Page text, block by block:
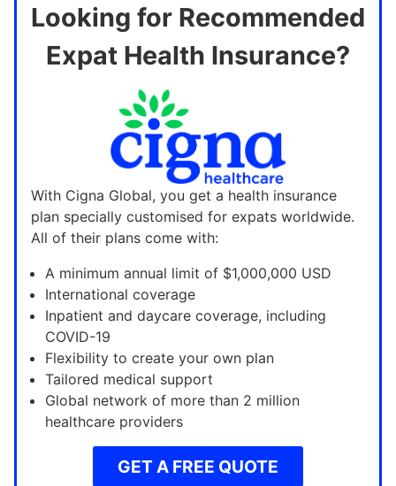
Looking for Recommended
Expat Health Insurance?
With Cigna Global, you get a health insurance
plan specially customised for expats worldwide.
All of their plans come with:
A minimum annual limit of $1,000,000 USD
International coverage
Inpatient and daycare coverage, including
COVID-19
Flexibility to create your own plan
Tailored medical support
Global network of more than 2 million
healthcare providers
GET A FREE QUOTE